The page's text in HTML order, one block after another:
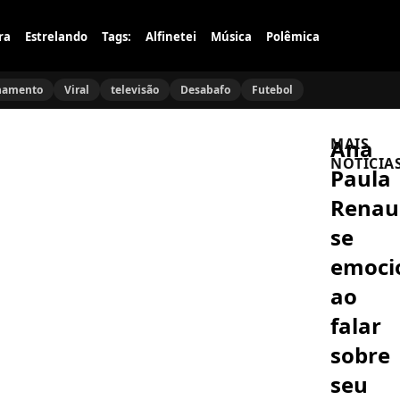
Estrelando Tags: Alfinetei Música Polêmica
Viral televisão Desabafo Futebol
Ana
Paula
se
ao
falar
sobre
seu
MAIS
CORAÇÃO-
ACELERADO
Coração
Eduarda
Leandro
e
toma
atitude
ousada
ao
pedir
ABUSO
o
e
Minnie